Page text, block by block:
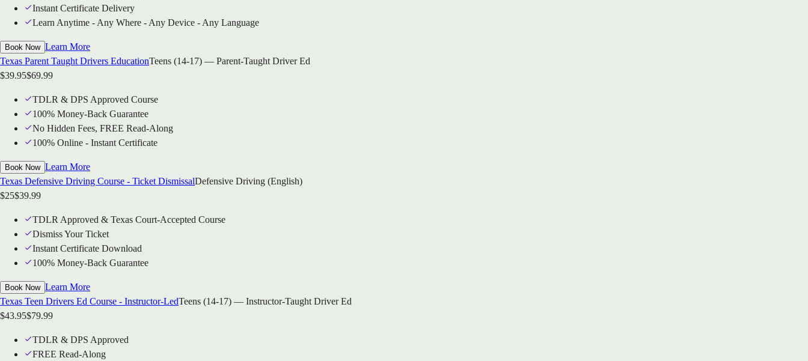
Instant Certificate Delivery
Learn Anytime - Any Where - Any Device - Any Language
Book Now Learn More
Texas Parent Taught Drivers EducationTeens (14-17) — Parent-Taught Driver Ed
$39.95$69.99
TDLR & DPS Approved Course
100% Money-Back Guarantee
No Hidden Fees, FREE Read-Along
100% Online - Instant Certificate
Book Now Learn More
Texas Defensive Driving Course - Ticket DismissalDefensive Driving (English)
$25$39.99
TDLR Approved & Texas Court-Accepted Course
Dismiss Your Ticket
Instant Certificate Download
100% Money-Back Guarantee
Book Now Learn More
Texas Teen Drivers Ed Course - Instructor-LedTeens (14-17) — Instructor-Taught Driver Ed
$43.95$79.99
TDLR & DPS Approved
FREE Read-Along